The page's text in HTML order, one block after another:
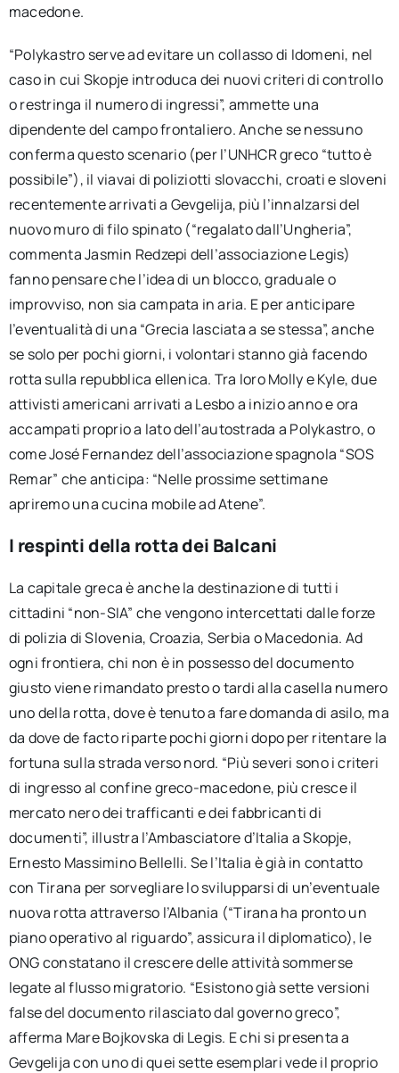
macedone.
“Polykastro serve ad evitare un collasso di Idomeni, nel
caso in cui Skopje introduca dei nuovi criteri di controllo
o restringa il numero di ingressi”, ammette una
dipendente del campo frontaliero. Anche se nessuno
conferma questo scenario (per l’UNHCR greco “tutto è
possibile”), il viavai di poliziotti slovacchi, croati e sloveni
recentemente arrivati a Gevgelija, più l’innalzarsi del
nuovo muro di filo spinato (“regalato dall’Ungheria”,
commenta Jasmin Redzepi dell’associazione Legis)
fanno pensare che l’idea di un blocco, graduale o
improvviso, non sia campata in aria. E per anticipare
l’eventualità di una “Grecia lasciata a se stessa”, anche
se solo per pochi giorni, i volontari stanno già facendo
rotta sulla repubblica ellenica. Tra loro Molly e Kyle, due
attivisti americani arrivati a Lesbo a inizio anno e ora
accampati proprio a lato dell’autostrada a Polykastro, o
come José Fernandez dell’associazione spagnola “SOS
Remar” che anticipa: “Nelle prossime settimane
apriremo una cucina mobile ad Atene”.
I respinti della rotta dei Balcani
La capitale greca è anche la destinazione di tutti i
cittadini “non-SIA” che vengono intercettati dalle forze
di polizia di Slovenia, Croazia, Serbia o Macedonia. Ad
ogni frontiera, chi non è in possesso del documento
giusto viene rimandato presto o tardi alla casella numero
uno della rotta, dove è tenuto a fare domanda di asilo, ma
da dove de facto riparte pochi giorni dopo per ritentare la
fortuna sulla strada verso nord. “Più severi sono i criteri
di ingresso al confine greco-macedone, più cresce il
mercato nero dei trafficanti e dei fabbricanti di
documenti”, illustra l’Ambasciatore d’Italia a Skopje,
Ernesto Massimino Bellelli. Se l’Italia è già in contatto
con Tirana per sorvegliare lo svilupparsi di un’eventuale
nuova rotta attraverso l’Albania (“Tirana ha pronto un
piano operativo al riguardo”, assicura il diplomatico), le
ONG constatano il crescere delle attività sommerse
legate al flusso migratorio. “Esistono già sette versioni
false del documento rilasciato dal governo greco”,
afferma Mare Bojkovska di Legis. E chi si presenta a
Gevgelija con uno di quei sette esemplari vede il proprio